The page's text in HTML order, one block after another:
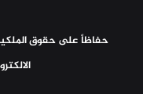
حفاظاً على حقوق